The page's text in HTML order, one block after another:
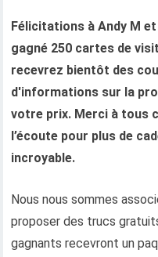
Félicitations à Andy M
gagné 250 cartes de
recevrez bientôt des
d'informations sur la
votre prix. Merci à tous
l’écoute pour plus de
incroyable.
Nous nous sommes
proposer des trucs
gagnants recevront un